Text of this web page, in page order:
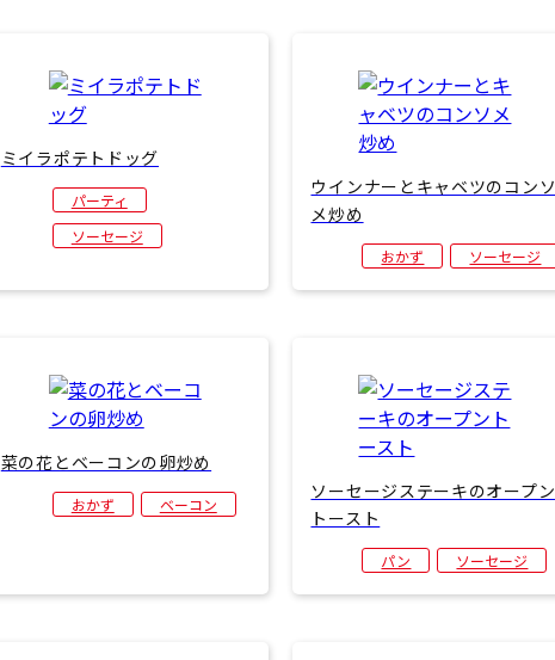
ミイラポテトドッグ
パーティ
ソーセージ
ウインナーとキャベツのコンソ
メ炒め
おかず ソーセージ
菜の花とベーコンの卵炒め
おかず ベーコン
ソーセージステーキのオープン
トースト
パン ソーセージ